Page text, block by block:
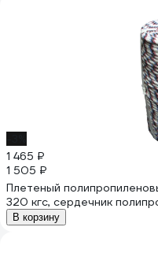
1 465 ₽
1 505 ₽
Плетеный
320 кгс, сердечник
В корзину